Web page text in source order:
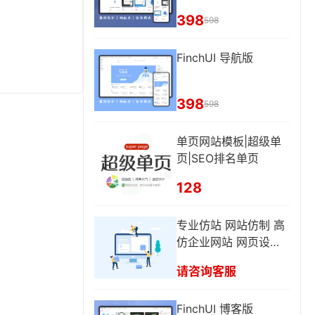
398598
FinchUI 导航版
398598
单页网站模板|超级单
页|SEO排名单页
128
专业仿站 网站仿制 高
仿企业网站 网页设计
请咨询客服
FinchUI 博客版